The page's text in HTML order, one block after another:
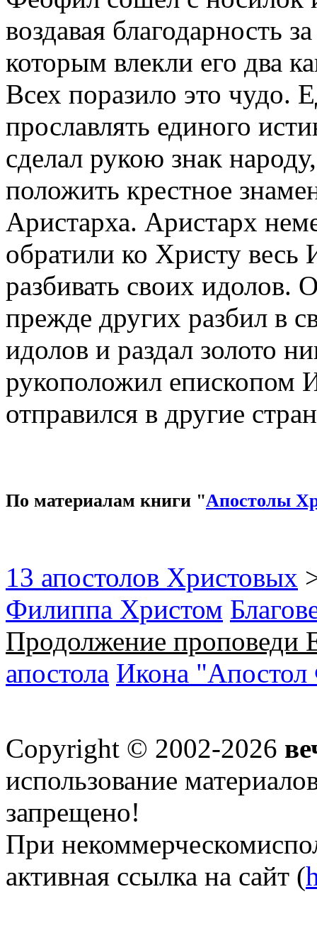
воздавая благодарность
которым влекли его два
Всех поразило это чудо.
прославлять единого
сделал рукою знак
положить крестное
Аристарха. Аристарх
обратили ко Христу весь
разбивать своих
прежде других разбил в
идолов и раздал золото
рукоположил епископом
отправился в другие
По материалам книги "Апостолы
13 апостолов Христовых
Филиппа Христом
Продолжение проповеди
апостола Икона
Copyright © 2002-2026
использование
запрещено!
При
активная ссылка на сайт (